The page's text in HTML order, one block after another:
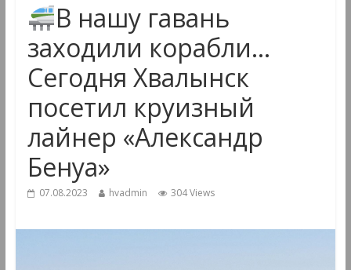
В нашу гавань
заходили корабли…
Сегодня Хвалынск
посетил круизный
лайнер «Александр
Бенуа»
07.08.2023 hvadmin 304 Views